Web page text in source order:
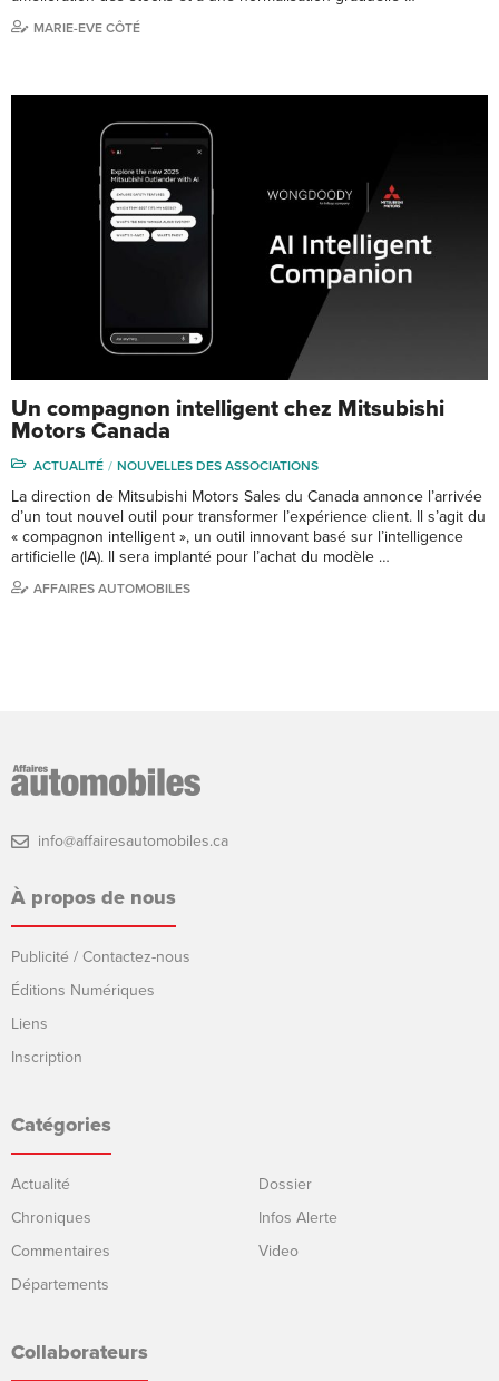
MARIE-EVE CÔTÉ
Un compagnon intelligent chez Mitsubishi
Motors Canada
ACTUALITÉ NOUVELLES DES ASSOCIATIONS
La direction de Mitsubishi Motors Sales du Canada annonce l’arrivée
d’un tout nouvel outil pour transformer l’expérience client. Il s’agit du
« compagnon intelligent », un outil innovant basé sur l’intelligence
artificielle (IA). Il sera implanté pour l’achat du modèle …
AFFAIRES AUTOMOBILES
info@affairesautomobiles.ca
À propos de nous
Publicité / Contactez-nous
Éditions Numériques
Liens
Inscription
Catégories
Actualité
Chroniques
Commentaires
Départements
Dossier
Infos Alerte
Video
Collaborateurs